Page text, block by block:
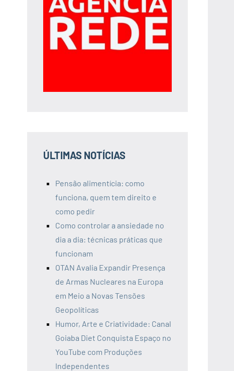
ÚLTIMAS NOTÍCIAS
Pensão alimentícia: como
funciona, quem tem direito e
como pedir
Como controlar a ansiedade no
dia a dia: técnicas práticas que
funcionam
OTAN Avalia Expandir Presença
de Armas Nucleares na Europa
em Meio a Novas Tensões
Geopolíticas
Humor, Arte e Criatividade: Canal
Goiaba Diet Conquista Espaço no
YouTube com Produções
Independentes